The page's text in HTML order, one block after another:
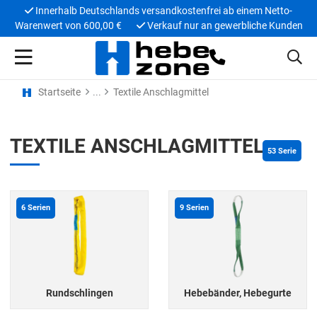
Innerhalb Deutschlands versandkostenfrei ab einem Netto-
Warenwert von 600,00 €
Verkauf nur an gewerbliche Kunden
Startseite Textile Anschlagmittel
TEXTILE ANSCHLAGMITTEL 53 Serie
6 Serien
Rundschlingen
9 Serien
Hebebänder, Hebegurte